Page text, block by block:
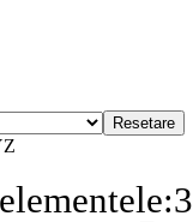
Resetare
Z